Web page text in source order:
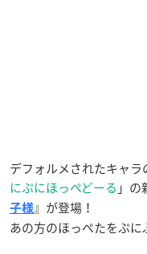
デフォルメされたキャ
にぷにほっぺどーる 」
子様』が登場！
あの方のほっぺたをぷに